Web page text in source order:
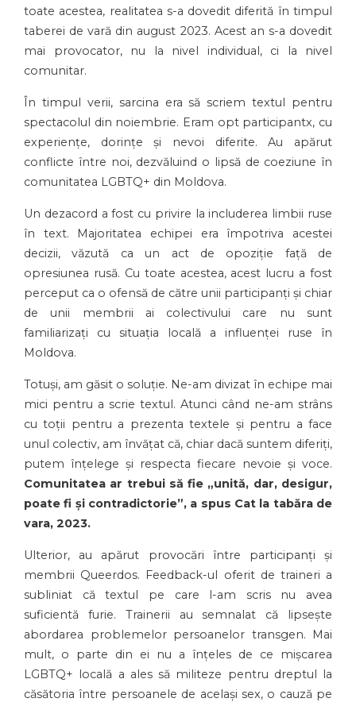
toate acestea, realitatea s-a dovedit diferită în timpul
taberei de vară din august 2023. Acest an s-a dovedit
mai provocator, nu la nivel individual, ci la nivel
comunitar.
În timpul verii, sarcina era să scriem textul pentru
spectacolul din noiembrie. Eram opt participantx, cu
experiențe, dorințe și nevoi diferite. Au apărut
conflicte între noi, dezvăluind o lipsă de coeziune în
comunitatea LGBTQ+ din Moldova.
Un dezacord a fost cu privire la includerea limbii ruse
în text. Majoritatea echipei era împotriva acestei
decizii, văzută ca un act de opoziție față de
opresiunea rusă. Cu toate acestea, acest lucru a fost
perceput ca o ofensă de către unii participanți și chiar
de unii membrii ai colectivului care nu sunt
familiarizați cu situația locală a influenței ruse în
Moldova.
Totuși, am găsit o soluție. Ne-am divizat în echipe mai
mici pentru a scrie textul. Atunci când ne-am strâns
cu toții pentru a prezenta textele și pentru a face
unul colectiv, am învățat că, chiar dacă suntem diferiți,
putem înțelege și respecta fiecare nevoie și voce.
Comunitatea ar trebui să fie „unită, dar, desigur,
poate fi și contradictorie”, a spus Cat la tabăra de
vara, 2023.
Ulterior, au apărut provocări între participanți și
membrii Queerdos. Feedback-ul oferit de traineri a
subliniat că textul pe care l-am scris nu avea
suficientă furie. Trainerii au semnalat că lipsește
abordarea problemelor persoanelor transgen. Mai
mult, o parte din ei nu a înțeles de ce mișcarea
LGBTQ+ locală a ales să militeze pentru dreptul la
căsătoria între persoanele de același sex, o cauză pe